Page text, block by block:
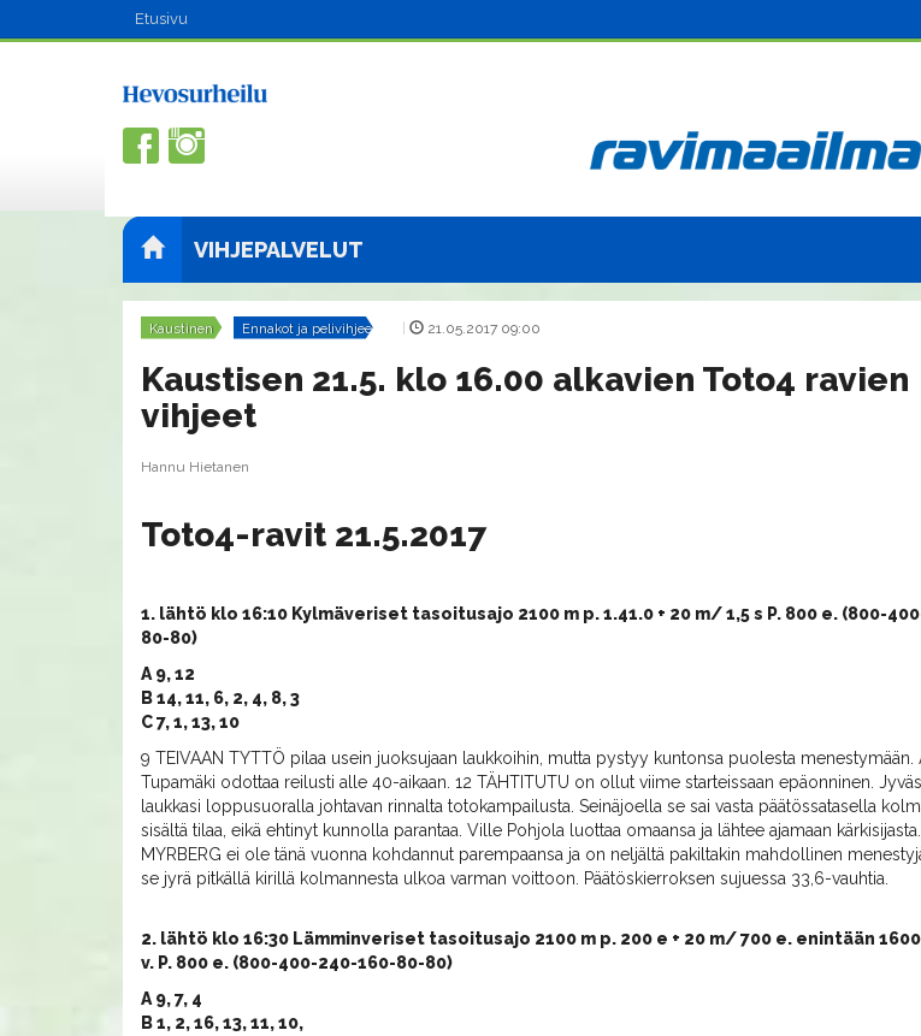
Etusivu
VIHJEPALVELUT
Kaustinen Ennakot ja pelivihjeet 21.05.2017 09:00
Kaustisen 21.5. klo 16.00 alkavien Toto4 ravien
vihjeet
Hannu Hietanen
Toto4-ravit 21.5.2017
1. lähtö klo 16:10 Kylmäveriset tasoitusajo 2100 m p. 1.41.0 + 20 m/ 1,5 s P. 800 e. (800-
80-80)
A 9, 12
B 14, 11, 6, 2, 4, 8, 3
C 7, 1, 13, 10
9 TEIVAAN TYTTÖ pilaa usein juoksujaan laukkoihin, mutta pystyy kuntonsa puolesta menestymään.
Tupamäki odottaa reilusti alle 40-aikaan. 12 TÄHTITUTU on ollut viime starteissaan epäonninen.
laukkasi loppusuoralla johtavan rinnalta totokampailusta. Seinäjoella se sai vasta päätössatasella
sisältä tilaa, eikä ehtinyt kunnolla parantaa. Ville Pohjola luottaa omaansa ja lähtee ajamaan kärkisijasta.
MYRBERG ei ole tänä vuonna kohdannut parempaansa ja on neljältä pakiltakin mahdollinen
se jyrä pitkällä kirillä kolmannesta ulkoa varman voittoon. Päätöskierroksen sujuessa 33,6-vauhtia.
2. lähtö klo 16:30 Lämminveriset tasoitusajo 2100 m p. 200 e + 20 m/ 700 e. enintään
v. P. 800 e. (800-400-240-160-80-80)
A 9, 7, 4
B 1, 2, 16, 13, 11, 10,